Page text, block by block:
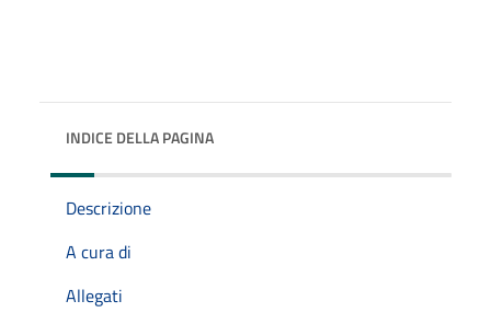
INDICE DELLA PAGINA
Descrizione
A cura di
Allegati